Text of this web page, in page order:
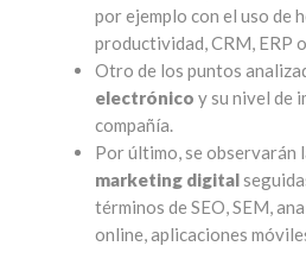
por ejemplo con el uso de
productividad, CRM, ERP
Otro de los puntos
electrónico y su nivel de
compañía.
Por último, se observarán
marketing digital
términos de SEO, SEM,
online, aplicaciones